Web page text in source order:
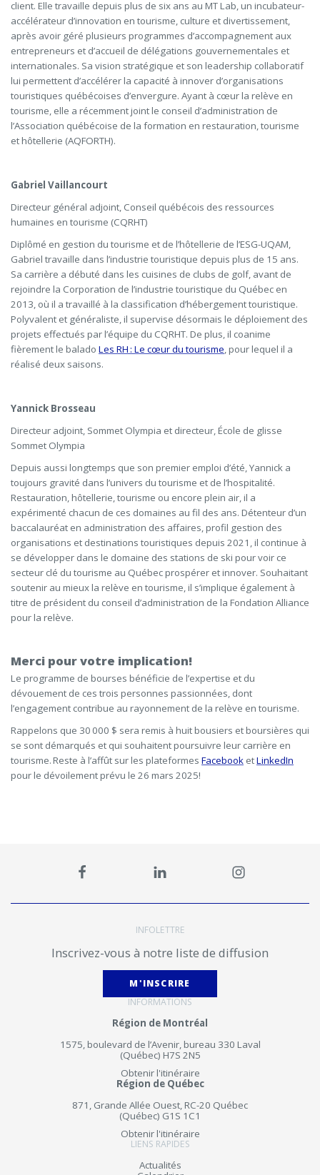
client. Elle travaille depuis plus de six ans au MT Lab, un incubateur-
accélérateur d’innovation en tourisme, culture et divertissement,
après avoir géré plusieurs programmes d’accompagnement aux
entrepreneurs et d’accueil de délégations gouvernementales et
internationales. Sa vision stratégique et son leadership collaboratif
lui permettent d’accélérer la capacité à innover d’organisations
touristiques québécoises d’envergure. Ayant à cœur la relève en
tourisme, elle a récemment joint le conseil d’administration de
l’Association québécoise de la formation en restauration, tourisme
et hôtellerie (AQFORTH).
Gabriel Vaillancourt
Directeur général adjoint, Conseil québécois des ressources
humaines en tourisme (CQRHT)
Diplômé en gestion du tourisme et de l’hôtellerie de l’ESG-UQAM,
Gabriel travaille dans l’industrie touristique depuis plus de 15 ans.
Sa carrière a débuté dans les cuisines de clubs de golf, avant de
rejoindre la Corporation de l’industrie touristique du Québec en
2013, où il a travaillé à la classification d’hébergement touristique.
Polyvalent et généraliste, il supervise désormais le déploiement des
projets effectués par l’équipe du CQRHT. De plus, il coanime
fièrement le balado Les RH : Le cœur du tourisme , pour lequel il a
réalisé deux saisons.
Yannick Brosseau
Directeur adjoint, Sommet Olympia et directeur, École de glisse
Sommet Olympia
Depuis aussi longtemps que son premier emploi d’été, Yannick a
toujours gravité dans l’univers du tourisme et de l’hospitalité.
Restauration, hôtellerie, tourisme ou encore plein air, il a
expérimenté chacun de ces domaines au fil des ans. Détenteur d’un
baccalauréat en administration des affaires, profil gestion des
organisations et destinations touristiques depuis 2021, il continue à
se développer dans le domaine des stations de ski pour voir ce
secteur clé du tourisme au Québec prospérer et innover. Souhaitant
soutenir au mieux la relève en tourisme, il s’implique également à
titre de président du conseil d’administration de la Fondation Alliance
pour la relève.
Merci pour votre implication!
Le programme de bourses bénéficie de l’expertise et du
dévouement de ces trois personnes passionnées, dont
l’engagement contribue au rayonnement de la relève en tourisme.
Rappelons que 30 000 $ sera remis à huit bousiers et boursières qui
se sont démarqués et qui souhaitent poursuivre leur carrière en
tourisme. Reste à l’affût sur les plateformes Facebook etLinkedIn
pour le dévoilement prévu le 26 mars 2025!
INFOLETTRE
Inscrivez-vous à notre liste de diffusion
M'INSCRIRE
INFORMATIONS
Région de Montréal
1575, boulevard de l’Avenir, bureau 330 Laval
(Québec) H7S 2N5
Obtenir l'itinéraire
Région de Québec
871, Grande Allée Ouest, RC-20 Québec
(Québec) G1S 1C1
Obtenir l'itinéraire
LIENS RAPIDES
Actualités